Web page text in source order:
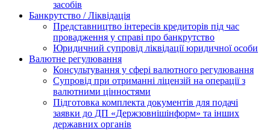
засобів
Банкрутство / Ліквідація
Представництво інтересів кредиторів під час
провадження у справі про банкрутство
Юридичний супровід ліквідації юридичної особи
Валютне регулювання
Консультування у сфері валютного регулювання
Супровід при отриманні ліцензій на операції з
валютними цінностями
Підготовка комплекта документів для подачі
заявки до ДП «Держзовнішінформ» та інших
державних органів